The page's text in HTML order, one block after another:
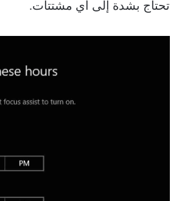
تحتاج بشدة إلى أي مشتتات.